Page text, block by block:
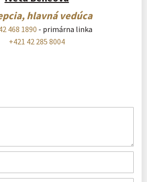
hlavná vedúca
468 1890 - primárna linka
+421 42 285 8004